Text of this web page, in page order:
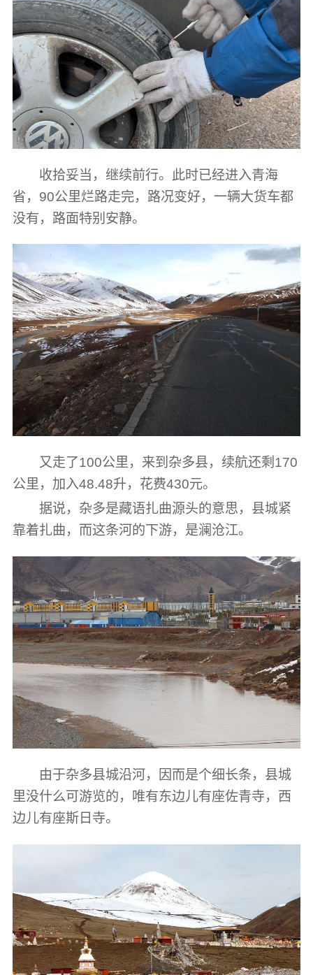
收拾妥当，继续前行。此时已经进入青海
省，90公里烂路走完，路况变好，一辆大货车都
没有，路面特别安静。
又走了100公里，来到杂多县，续航还剩170
公里，加入48.48升，花费430元。
据说，杂多是藏语扎曲源头的意思，县城紧
靠着扎曲，而这条河的下游，是澜沧江。
由于杂多县城沿河，因而是个细长条，县城
里没什么可游览的，唯有东边儿有座佐青寺，西
边儿有座斯日寺。